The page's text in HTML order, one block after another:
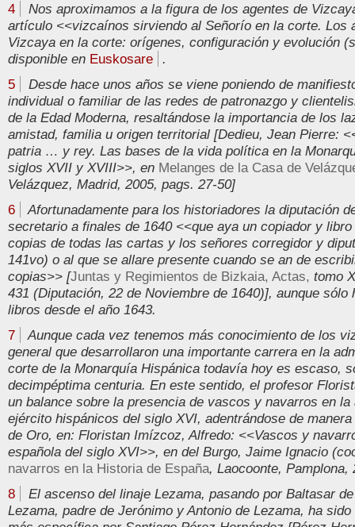
4
Nos aproximamos a la figura de los agentes de
artículo <<vizcaínos sirviendo al Señorío en la corte. Los
Vizcaya en la corte: orígenes, configuración y evolución
disponible en Euskosare .
5
Desde hace unos años se viene poniendo de
individual o familiar de las redes de patronazgo y
de la Edad Moderna, resaltándose la importancia de los
amistad, familia u origen territorial [Dedieu, Jean Pierre:
patria … y rey. Las bases de la vida política en la
siglos XVII y XVIII>>, en Melanges de la Casa de
Velázquez, Madrid, 2005, pags. 27-50]
6
Afortunadamente para los historiadores la diputación
secretario a finales de 1640 <<que aya un copiador y
copias de todas las cartas y los señores corregidor y
141vo) o al que se allare presente cuando se an de
copias>> [Juntas y Regimientos de Bizkaia, Actas, tomo
431 (Diputación, 22 de Noviembre de 1640)], aunque sólo
libros desde el año 1643.
7
Aunque cada vez tenemos más conocimiento de los
general que desarrollaron una importante carrera en la
corte de la Monarquía Hispánica todavía hoy es escaso,
decimpéptima centuria. En este sentido, el profesor
un balance sobre la presencia de vascos y navarros en
ejército hispánicos del siglo XVI, adentrándose de
de Oro, en: Floristan Imízcoz, Alfredo: <<Vascos y
española del siglo XVI>>, en del Burgo, Jaime Ignacio
navarros en la Historia de España, Laocoonte, Pamplona,
8
El ascenso del linaje Lezama, pasando por Baltasar
Lezama, padre de Jerónimo y Antonio de Lezama, ha